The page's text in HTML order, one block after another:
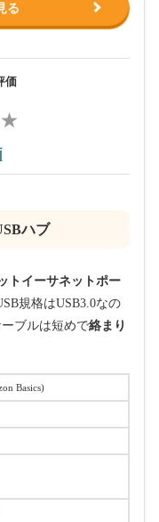
る
価
ハブ
トイーサネットポー
規格はUSB3.0なの
ブルは短めで絡まり
Basics)